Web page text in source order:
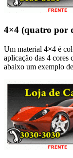
4×4 (quatro por
Um material 4×4 é
aplicação das 4
abaixo um exemplo